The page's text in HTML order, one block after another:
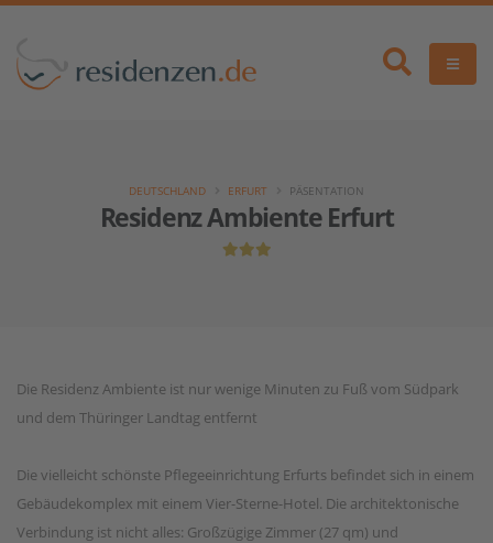
Residenz Ambiente Erfurt
DEUTSCHLAND ERFURT PÄSENTATION
Die Residenz Ambiente ist nur wenige Minuten zu Fuß vom Südpark
und dem Thüringer Landtag entfernt
Die vielleicht schönste Pflegeeinrichtung Erfurts befindet sich in einem
Gebäudekomplex mit einem Vier-Sterne-Hotel. Die architektonische
Verbindung ist nicht alles: Großzügige Zimmer (27 qm) und